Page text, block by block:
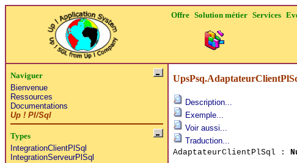
Offre Solution métier Services
Naviguer
Bienvenue
Ressources
Documentations
Up ! Pl/Sql
Types
IntegrationClientPlSql
IntegrationServeurPlSql
Description...
Exemple...
Voir aussi...
Traduction...
AdaptateurClientPlSql :